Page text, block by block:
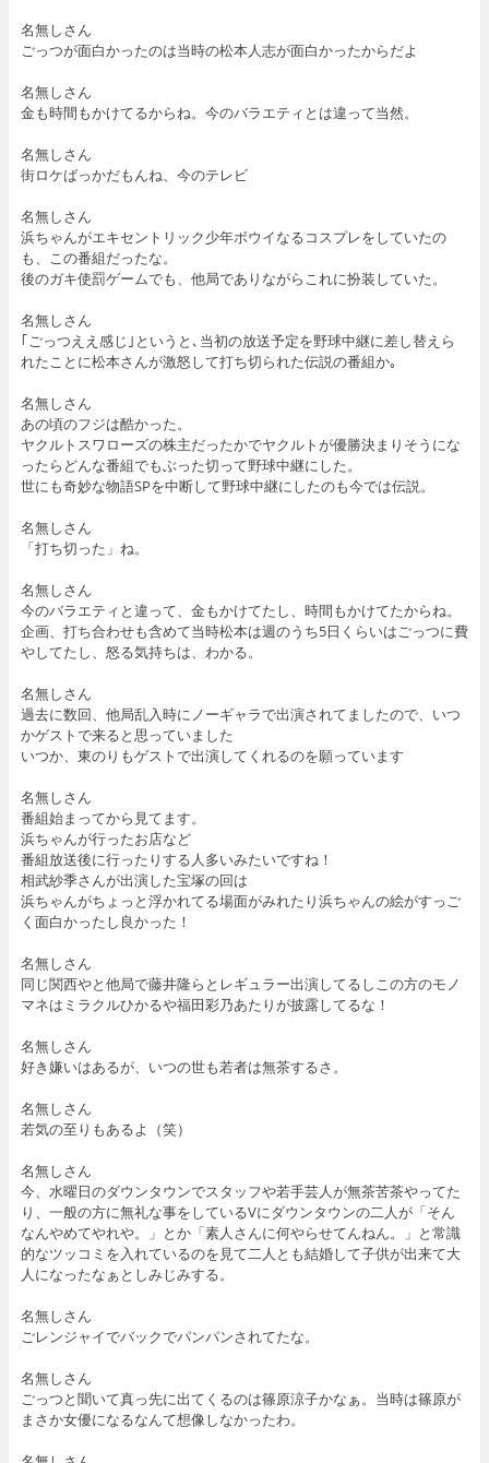
名無しさん
ごっつが面白かったのは当時の松本人志が面白かったからだよ
名無しさん
金も時間もかけてるからね。今のバラエティとは違って当然。
名無しさん
街ロケばっかだもんね、今のテレビ
名無しさん
浜ちゃんがエキセントリック少年ボウイなるコスプレをしていたの
も、この番組だったな。
後のガキ使罰ゲームでも、他局でありながらこれに扮装していた。
名無しさん
｢ごっつええ感じ｣というと､当初の放送予定を野球中継に差し替えら
れたことに松本さんが激怒して打ち切られた伝説の番組か｡
名無しさん
あの頃のフジは酷かった。
ヤクルトスワローズの株主だったかでヤクルトが優勝決まりそうにな
ったらどんな番組でもぶった切って野球中継にした。
世にも奇妙な物語SPを中断して野球中継にしたのも今では伝説。
名無しさん
「打ち切った」ね。
名無しさん
今のバラエティと違って、金もかけてたし、時間もかけてたからね。
企画、打ち合わせも含めて当時松本は週のうち5日くらいはごっつに費
やしてたし、怒る気持ちは、わかる。
名無しさん
過去に数回、他局乱入時にノーギャラで出演されてましたので、いつ
かゲストで来ると思っていました
いつか、東のりもゲストで出演してくれるのを願っています
名無しさん
番組始まってから見てます。
浜ちゃんが行ったお店など
番組放送後に行ったりする人多いみたいですね！
相武紗季さんが出演した宝塚の回は
浜ちゃんがちょっと浮かれてる場面がみれたり浜ちゃんの絵がすっご
く面白かったし良かった！
名無しさん
同じ関西やと他局で藤井隆らとレギュラー出演してるしこの方のモノ
マネはミラクルひかるや福田彩乃あたりが披露してるな！
名無しさん
好き嫌いはあるが、いつの世も若者は無茶するさ。
名無しさん
若気の至りもあるよ（笑）
名無しさん
今、水曜日のダウンタウンでスタッフや若手芸人が無茶苦茶やってた
り、一般の方に無礼な事をしているVにダウンタウンの二人が「そん
なんやめてやれや。」とか「素人さんに何やらせてんねん。」と常識
的なツッコミを入れているのを見て二人とも結婚して子供が出来て大
人になったなぁとしみじみする。
名無しさん
ごレンジャイでバックでパンパンされてたな。
名無しさん
ごっつと聞いて真っ先に出てくるのは篠原涼子かなぁ。当時は篠原が
まさか女優になるなんて想像しなかったわ。